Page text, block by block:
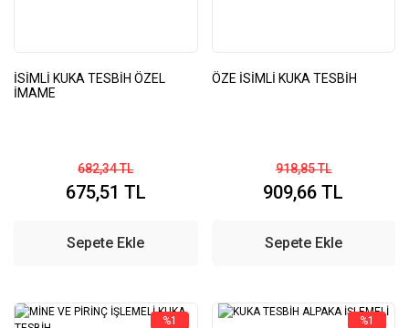
İSİMLİ KUKA TESBİH ÖZEL
İMAME
682,34 TL
675,51 TL
Sepete Ekle
ÖZE İSİMLİ KUKA TESBİH
918,85 TL
909,66 TL
Sepete Ekle
%1 %1